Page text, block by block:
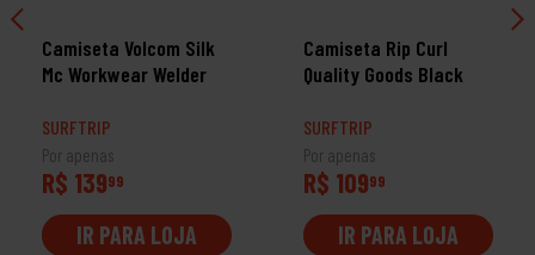
Camiseta Volcom Silk
Mc Workwear Welder
SURFTRIP
Por apenas
R$ 13999
IR PARA LOJA
Camiseta Rip Curl
Quality Goods Black
SURFTRIP
Por apenas
R$ 10999
IR PARA LOJA